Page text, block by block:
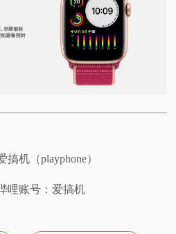
机（playphone）
哩账号：爱搞机